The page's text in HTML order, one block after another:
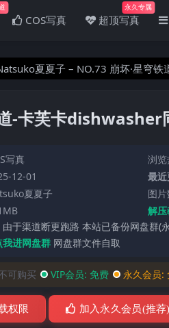
COS写真 超顶写真
永久专属
夏夏子 – NO.73 崩坏·星穹
-卡芙卡dishwasher
写真
浏
12-01
最
夏夏子
图
解
于渠道断更跑路 本站已备份网盘群(
我进网盘群 网盘群文件自取
可购买 VIP会员: 免费 永久会员:
权限 加入永久会员(推荐